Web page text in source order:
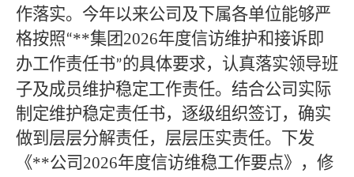
作落实。今年以来公司及下属各单位能够严
格按照“**集团 2026年度信访维护和接诉即
办工作责任书”的具体要求，认真落实领导班
子及成员维护稳定工作责任。结合公司实际
制定维护稳定责任书，逐级组织签订，确实
做到层层分解责任，层层压实责任。下发
《**公司2026年度信访维稳工作要点》，修